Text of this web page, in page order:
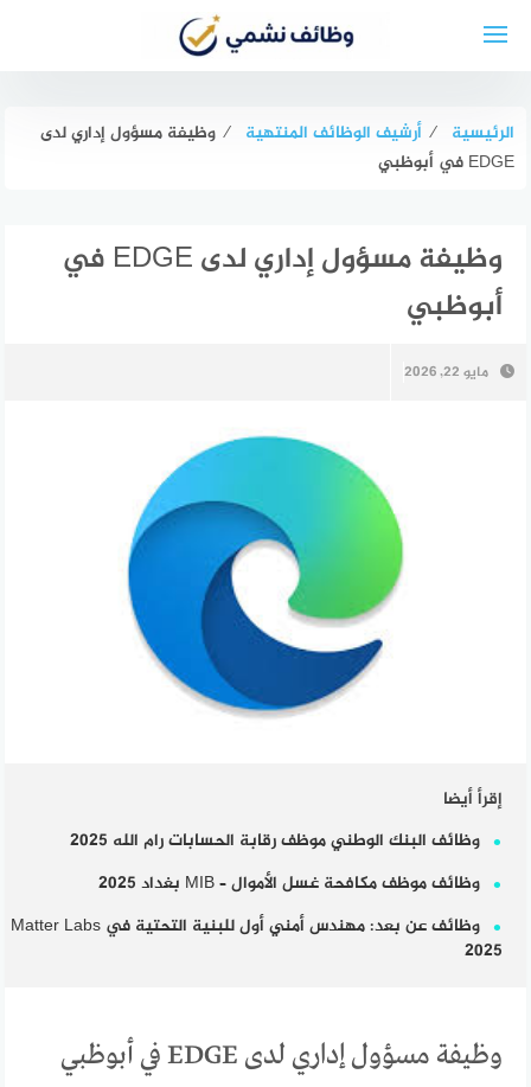
الرئيسية ⁄ أرشيف الوظائف المنتهية ⁄ وظيفة مسؤول إداري لدى
EDGE في أبوظبي
وظيفة مسؤول إداري لدى EDGE في
أبوظبي
مايو 22, 2026
إقرأ أيضا
وظائف البنك الوطني موظف رقابة الحسابات رام الله 2025
وظائف موظف مكافحة غسل الأموال – MIB بغداد 2025
وظائف عن بعد: مهندس أمني أول للبنية التحتية في Matter Labs
2025
وظيفة مسؤول إداري لدى EDGE في أبوظبي